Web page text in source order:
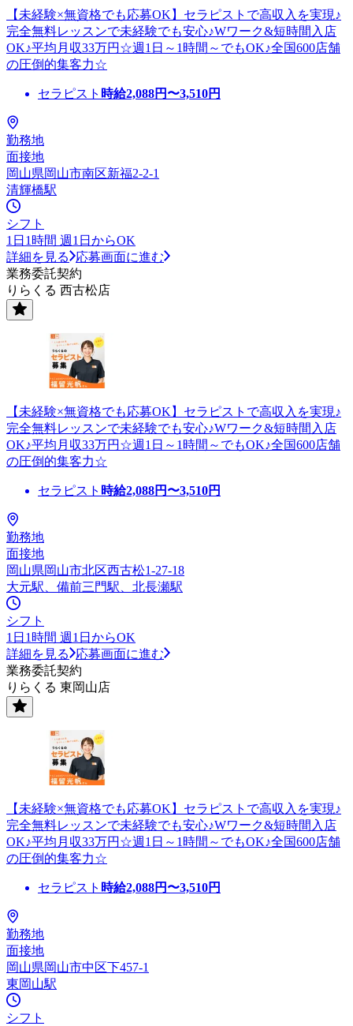
【未経験×無資格でも応募OK】セラピストで高収入を実現♪
完全無料レッスンで未経験でも安心♪Wワーク&短時間入店
OK♪平均月収33万円☆週1日～1時間～でもOK♪全国600店舗
の圧倒的集客力☆
セラピスト 時給2,088円〜3,510円
勤務地
面接地
岡山県岡山市南区新福2-2-1
清輝橋駅
シフト
1日1時間 週1日からOK
詳細を見る
応募画面に進む
業務委託契約
りらくる 西古松店
【未経験×無資格でも応募OK】セラピストで高収入を実現♪
完全無料レッスンで未経験でも安心♪Wワーク&短時間入店
OK♪平均月収33万円☆週1日～1時間～でもOK♪全国600店舗
の圧倒的集客力☆
セラピスト 時給2,088円〜3,510円
勤務地
面接地
岡山県岡山市北区西古松1-27-18
大元駅、備前三門駅、北長瀬駅
シフト
1日1時間 週1日からOK
詳細を見る
応募画面に進む
業務委託契約
りらくる 東岡山店
【未経験×無資格でも応募OK】セラピストで高収入を実現♪
完全無料レッスンで未経験でも安心♪Wワーク&短時間入店
OK♪平均月収33万円☆週1日～1時間～でもOK♪全国600店舗
の圧倒的集客力☆
セラピスト 時給2,088円〜3,510円
勤務地
面接地
岡山県岡山市中区下457-1
東岡山駅
シフト